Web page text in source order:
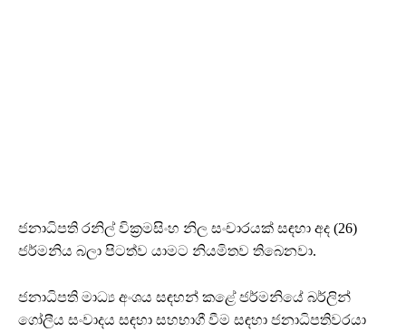
ජනාධිපති රනිල් වික්‍රමසිංහ නිල සංචාරයක් සඳහා අද (26)
ජර්මනිය බලා පිටත්ව යාමට නියමිතව තිබෙනවා.
ජනාධිපති මාධ්‍ය අංශය සඳහන් කළේ ජර්මනියේ බර්ලින්
ගෝලීය සංවාදය සඳහා සහභාගී වීම සඳහා ජනාධිපතිවරයා